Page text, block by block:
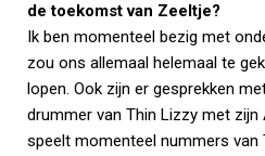
de toekomst van Zeeltje?
Ik ben momenteel bezig met
zou ons allemaal helemaal te
lopen. Ook zijn er gesprekken
drummer van Thin Lizzy met zijn
speelt momenteel nummers van